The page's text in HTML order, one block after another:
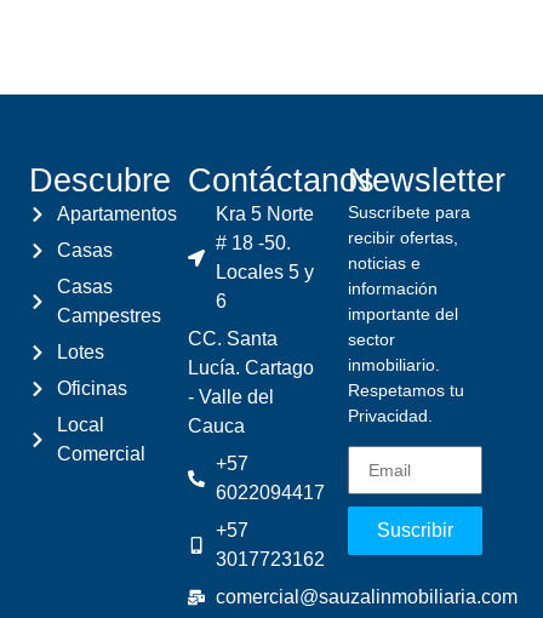
Descubre
Apartamentos
Casas
Casas
Campestres
Lotes
Oficinas
Local
Comercial
Contáctanos
Kra 5 Norte
# 18 -50.
Locales 5 y
6
CC. Santa
Lucía. Cartago
- Valle del
Cauca
+57
6022094417
+57
3017723162
comercial@sauzalinmobiliaria.com
Newsletter
Suscríbete para
recibir ofertas,
noticias e
información
importante del
sector
inmobiliario.
Respetamos tu
Privacidad.
Suscribir